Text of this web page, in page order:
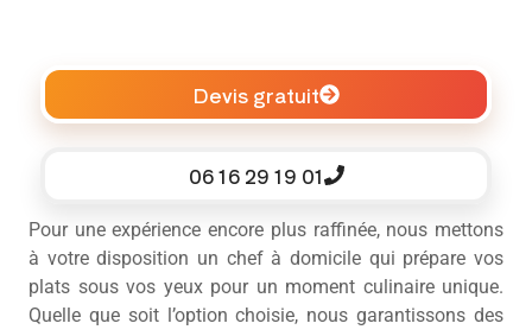
Devis gratuit
06 16 29 19 01
Pour une expérience encore plus raffinée, nous mettons
à votre disposition un chef à domicile qui prépare vos
plats sous vos yeux pour un moment culinaire unique.
Quelle que soit l’option choisie, nous garantissons des